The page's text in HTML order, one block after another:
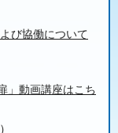
び協働について
」動画講座はこち